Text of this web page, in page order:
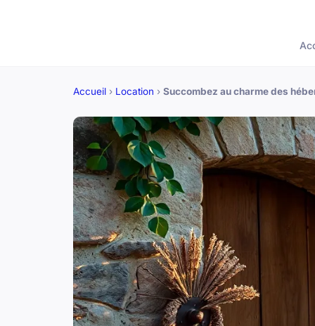
Accueil › Location › Succombez au charme des